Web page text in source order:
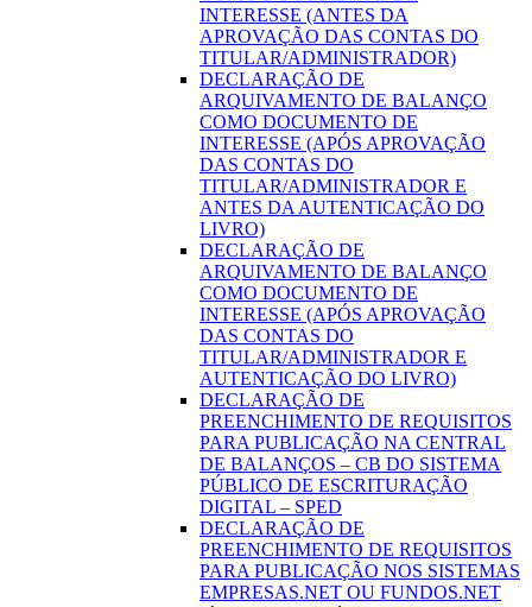
INTERESSE (ANTES DA
APROVAÇÃO DAS CONTAS DO
TITULAR/ADMINISTRADOR)
DECLARAÇÃO DE
ARQUIVAMENTO DE BALANÇO
COMO DOCUMENTO DE
INTERESSE (APÓS APROVAÇÃO
DAS CONTAS DO
TITULAR/ADMINISTRADOR E
ANTES DA AUTENTICAÇÃO DO
LIVRO)
DECLARAÇÃO DE
ARQUIVAMENTO DE BALANÇO
COMO DOCUMENTO DE
INTERESSE (APÓS APROVAÇÃO
DAS CONTAS DO
TITULAR/ADMINISTRADOR E
AUTENTICAÇÃO DO LIVRO)
DECLARAÇÃO DE
PREENCHIMENTO DE REQUISITOS
PARA PUBLICAÇÃO NA CENTRAL
DE BALANÇOS – CB DO SISTEMA
PÚBLICO DE ESCRITURAÇÃO
DIGITAL – SPED
DECLARAÇÃO DE
PREENCHIMENTO DE REQUISITOS
PARA PUBLICAÇÃO NOS SISTEMAS
EMPRESAS.NET OU FUNDOS.NET